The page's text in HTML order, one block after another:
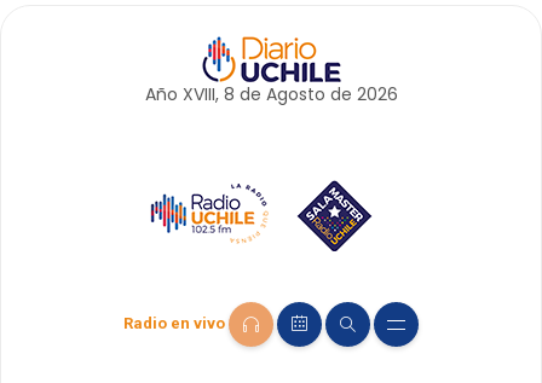
Año XVIII, 8 de Agosto de 2026
Radio en vivo